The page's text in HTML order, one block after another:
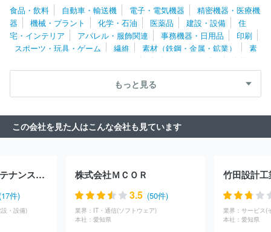
日本トレクス株式会社
株式会社アドヴィックス
パナソニックサ
イクルテック株式会社
山清工業株式会社
フジオーゼックス株式
会社
トヨタ紡織株式会社 トヨタ車体株式会社
アイシン化工株
式会社
株式会社松永製作所
ヤマハモーターエレクトロニクス株
ジヤトコ株式会社
スズキ株式会社
日本車輌製造株式会社
株式会社豊田自動織機
豊田合成株式会社
株式会社アイシン
ダイハツ工業株式会社
株式会社東海理化電機製作所
しげる工業株式会社
トヨタ自動車
式会社キリウ
株式会社ミツバ 株式会社エフテック
株式会社エ
イチワン
トヨタ自動車北海道株式会社 株式会社ショーワ
マレ
リ株式会社
株式会社ＮＩＴＴＡＮ
社ミクニ
日産自動車株式会社 株式会社ＩＨＩ原動機
三菱自動
食品・飲料 自動車・輸送機 電子・電気機器
精密機器・医療機
器
機械・プラント 化学・石油 医薬品 建設・設備
住
宅・インテリア
アパレル・服飾関連 事務機器・日用品
印刷
スポーツ・玩具・ゲーム
繊維 素材（鉄鋼・金属・鉱業）
素
材（ゴム・ガラス・セラミックス）
素材（紙・パルプ）
素材
（その他）
農林・水産 たばこ・飼料 その他
もっと見る
この会社を見た人はこんな会社も見ています
首都高ＥＴＣメンテナンス株式会社
件)
・設備)
株式会社ＭＣＯＲ
3.5 (50件)
業界： IT・通信(ソフトウェア)
本社： 愛知県
竹田設計
業界： サービス(
本社： 愛知県